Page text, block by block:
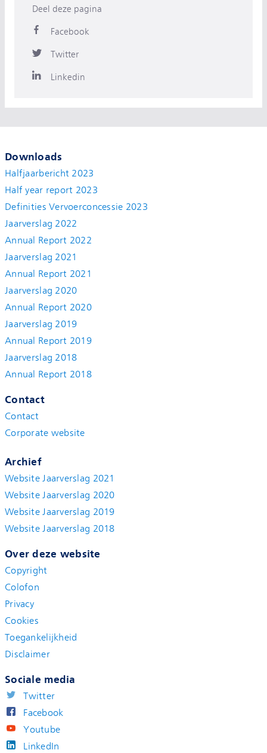
Deel deze pagina
Facebook
Twitter
Linkedin
Downloads
Halfjaarbericht 2023
Half year report 2023
Definities Vervoerconcessie 2023
Jaarverslag 2022
Annual Report 2022
Jaarverslag 2021
Annual Report 2021
Jaarverslag 2020
Annual Report 2020
Jaarverslag 2019
Annual Report 2019
Jaarverslag 2018
Annual Report 2018
Contact
Contact
Corporate website
Archief
Website Jaarverslag 2021
Website Jaarverslag 2020
Website Jaarverslag 2019
Website Jaarverslag 2018
Over deze website
Copyright
Colofon
Privacy
Cookies
Toegankelijkheid
Disclaimer
Sociale media
Twitter
Facebook
Youtube
LinkedIn